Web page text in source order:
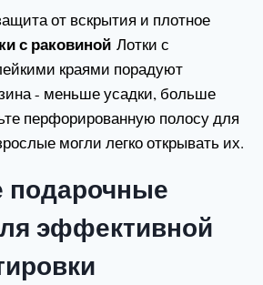
от вскрытия и плотное
с раковиной Лотки с
краями порадуют
- меньше усадки, больше
перфорированную полосу для
могли легко открывать их.
эффективной